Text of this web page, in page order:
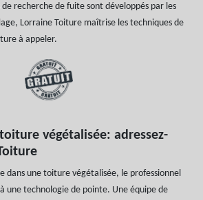
recherche de fuite sont développés par les
Lorraine Toiture maîtrise les techniques de
à appeler.
végétalisée: adressez-
dans une toiture végétalisée, le professionnel
une technologie de pointe. Une équipe de